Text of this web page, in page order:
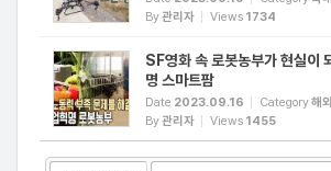
By관리자 Views 1734
SF영화 속 로봇농부가 현실이
명 스마트팜
Date 2023.09.16 Category해
By관리자 Views 1455